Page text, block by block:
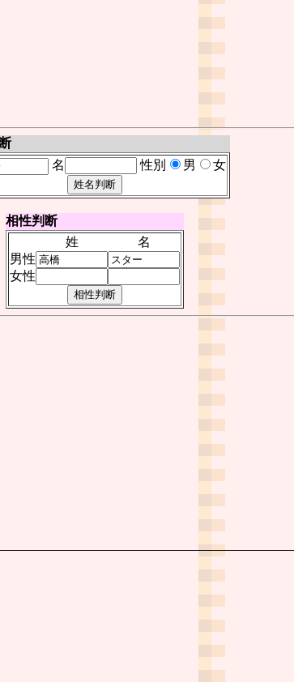
名 性別 男 女
相性判断
姓
名
男性
女性